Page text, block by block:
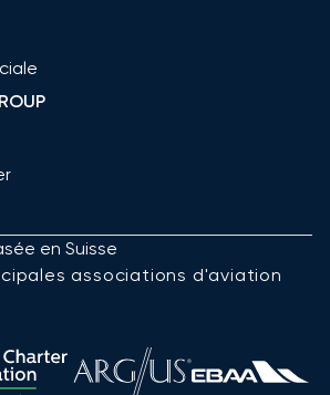
en Suisse
associations d'aviation